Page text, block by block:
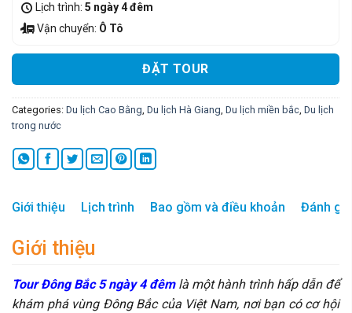
Lịch trình: 5 ngày 4 đêm
Vận chuyển: Ô Tô
ĐẶT TOUR
Categories: Du lịch Cao Bằng, Du lịch Hà Giang, Du lịch miền bắc, Du lịch
trong nước
Giới thiệu Lịch trình Bao gồm và điều khoản Đánh
Giới thiệu
Tour Đông Bắc 5 ngày 4 đêm là một hành trình hấp dẫn để
khám phá vùng Đông Bắc của Việt Nam, nơi bạn có cơ hội